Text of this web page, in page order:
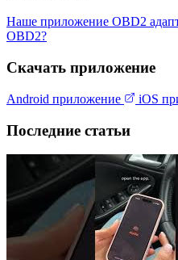
Наше приложение OBD2
OBD2?
Скачать приложение
Android приложение iOS
Последние статьи